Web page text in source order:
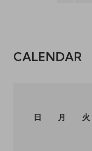
CALENDAR
日
月 火